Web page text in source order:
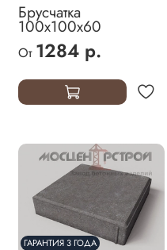
Брусчатка
100х100х60
От 1284 р.
ГАРАНТИЯ 3 ГОДА